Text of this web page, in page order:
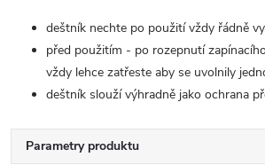
deštník nechte po použití vždy řádně
před použitím - po rozepnutí
vždy lehce zatřeste aby se uvolnily
deštník slouží výhradně jako ochrana
Parametry produktu